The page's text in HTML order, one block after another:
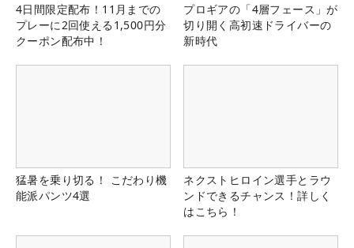
4日間限定配布！11月までの
プレーに2回使える1,500円分
クーポン配布中！
プロギアの「4層フェース」が
切り開く高初速ドライバーの
新時代
猛暑を乗り切る！ こだわり機
能派パンツ4選
ネクストヒロイン選手とラウ
ンドできるチャンス！詳しく
はこちら！